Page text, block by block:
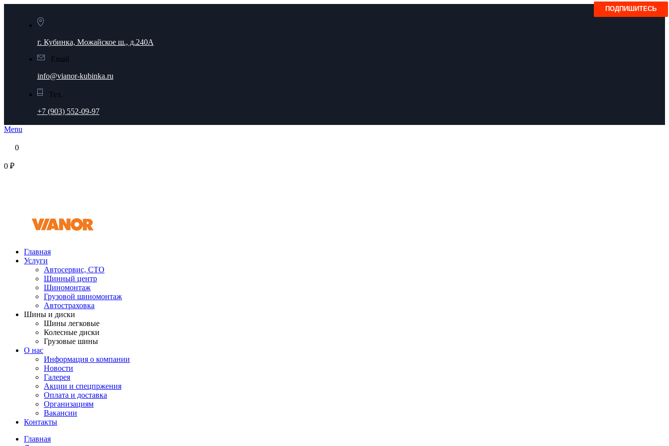
г. Кубинка, Можайское ш., д.240А
Email
info@vianor-kubinka.ru
Тел.
+7 (903) 552-09-97
Menu
0
0 ₽
Главная
Услуги
Автосервис, СТО
Шинный центр
Шиномонтаж
Грузовой шиномонтаж
Автостраховка
Шины и диски
Шины легковые
Колесные диски
Грузовые шины
О нас
Информация о компании
Новости
Галерея
Акции и спецпржения
Оплата и доставка
Организациям
Вакансии
Контакты
Главная